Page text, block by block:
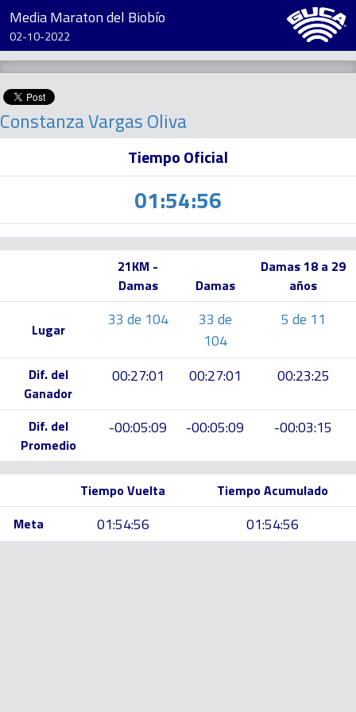
Media Maraton del Biobío
02-10-2022
Constanza Vargas Oliva
Tiempo Oficial
01:54:56
21KM -
Damas
Damas
Damas 18 a 29
años
Lugar 33 de 104
33 de
104
5 de 11
Dif. del
Ganador
00:27:01 00:27:01 00:23:25
Dif. del
Promedio
-00:05:09 -00:05:09 -00:03:15
Tiempo Vuelta
Tiempo Acumulado
Meta
01:54:56 01:54:56